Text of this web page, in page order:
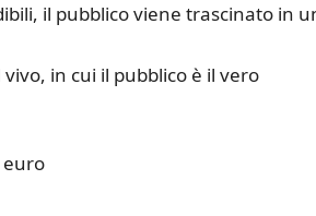
il pubblico viene trascinato in
in cui il pubblico è il vero
euro